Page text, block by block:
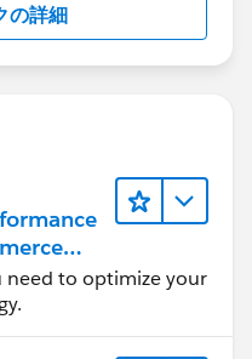
の詳細
need to optimize your